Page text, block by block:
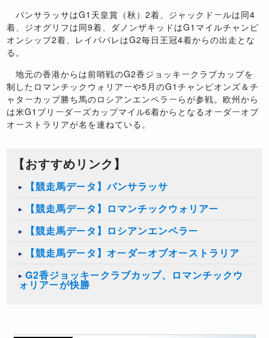
パンサラッサはG1天皇賞（秋）2着、ジャックドールは同4
着、ジオグリフは同9着、ダノンザキッドはG1マイルチャンピ
オンシップ2着、レイパパレはG2毎日王冠4着からの出走とな
る。
地元の香港からは前哨戦のG2香ジョッキークラブカップを
制したロマンチックウォリアーや5月のG1チャンピオンズ＆チ
ャターカップ勝ち馬のロシアンエンペラーらが参戦。欧州から
は米G1ブリーダーズカップマイル6着からとなるオーダーオブ
オーストラリアが名を連ねている。
【おすすめリンク】
【競走馬データ】パンサラッサ
【競走馬データ】ロマンチックウォリアー
【競走馬データ】ロシアンエンペラー
【競走馬データ】オーダーオブオーストラリア
G2香ジョッキークラブカップ、ロマンチックウ
ォリアーが快勝